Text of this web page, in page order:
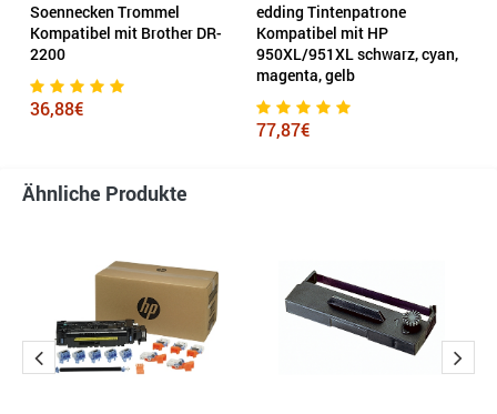
Soennecken Trommel
Kompatibel mit Brother DR-
2200
36,88€
edding Tintenpatrone
Kompatibel mit HP
950XL/951XL schwarz, cyan,
magenta, gelb
77,87€
Ähnliche Produkte